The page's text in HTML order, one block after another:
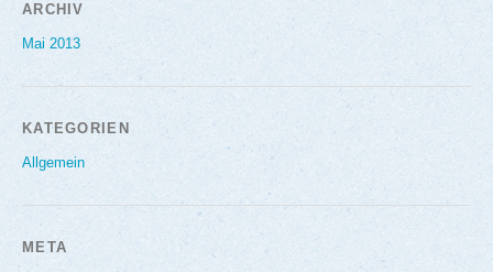
ARCHIV
Mai 2013
KATEGORIEN
Allgemein
META